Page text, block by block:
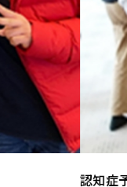
症予防教室での参加